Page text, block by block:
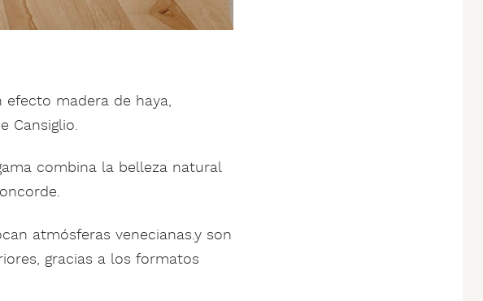
madera de haya,
Cansiglio.
combina la belleza natural
atmósferas venecianas.y son
gracias a los formatos